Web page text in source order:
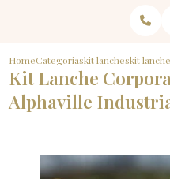
HomeCategoriaskit lancheskit
Kit Lanche
Alphaville